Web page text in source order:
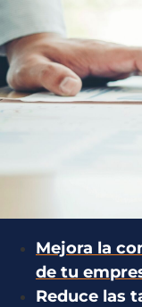
Mejora la
de tu
Reduce las